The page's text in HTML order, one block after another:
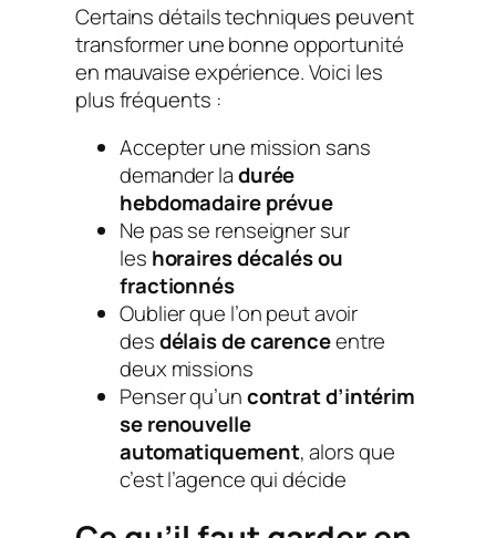
Certains détails techniques peuvent
transformer une bonne opportunité
en mauvaise expérience. Voici les
plus fréquents :
Accepter une mission sans
demander ladurée
hebdomadaire prévue
Ne pas se renseigner sur
les horaires décalés ou
fractionnés
Oublier que l’on peut avoir
desdélais de carenceentre
deux missions
Penser qu’uncontrat d’intérim
se renouvelle
automatiquement, alors que
c’est l’agence qui décide